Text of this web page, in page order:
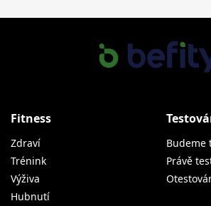
Fitness
Zdraví
Trénink
Výživa
Hubnutí
Budeme
Právě